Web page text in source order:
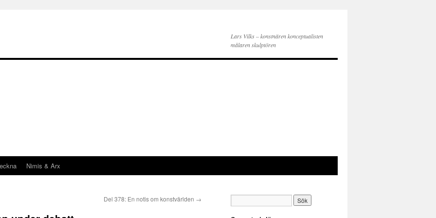
Lars Vilks – konstnären konceptualisten
målaren skulptören
Nimis & Arx
Del 378: En notis om konstvärlden →